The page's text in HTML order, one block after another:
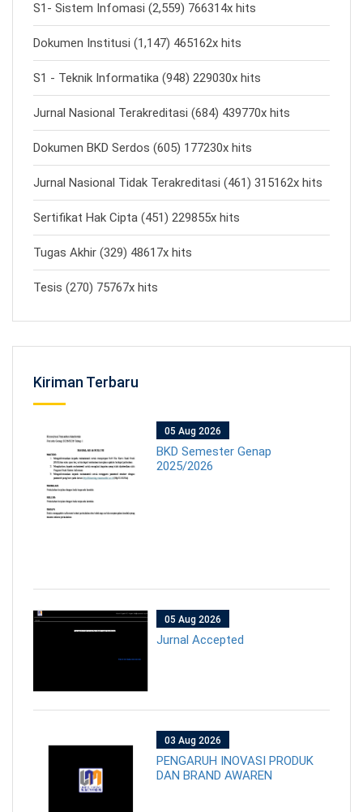
S1- Sistem Infomasi (2,559) 766314x hits
Dokumen Institusi (1,147) 465162x hits
S1 - Teknik Informatika (948) 229030x hits
Jurnal Nasional Terakreditasi (684) 439770x hits
Dokumen BKD Serdos (605) 177230x hits
Jurnal Nasional Tidak Terakreditasi (461) 315162x hits
Sertifikat Hak Cipta (451) 229855x hits
Tugas Akhir (329) 48617x hits
Tesis (270) 75767x hits
Kiriman Terbaru
05 Aug 2026
BKD Semester Genap
2025/2026
05 Aug 2026
Jurnal Accepted
03 Aug 2026
PENGARUH INOVASI PRODUK
DAN BRAND AWAREN